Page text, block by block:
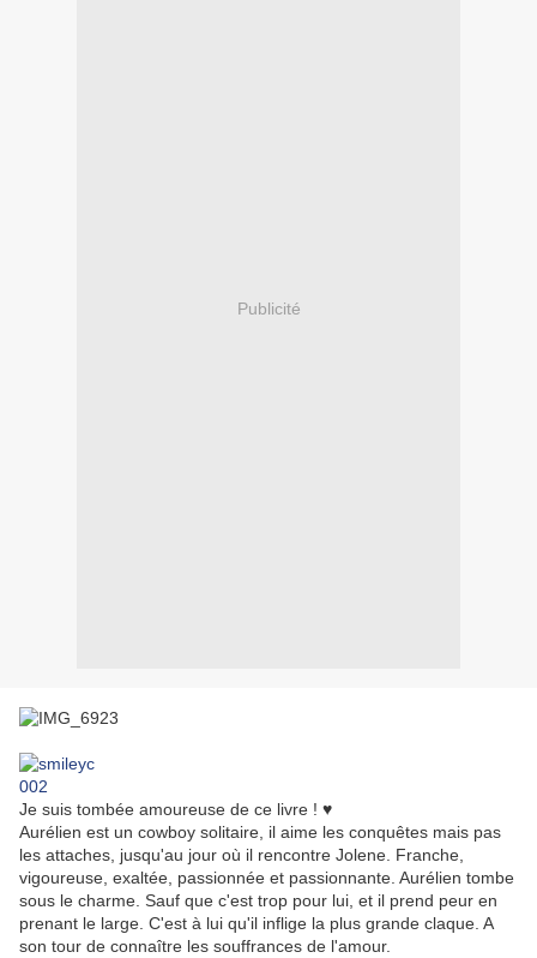
Publicité
Je suis tombée amoureuse de ce livre ! ♥
Aurélien est un cowboy solitaire, il aime les conquêtes mais pas
les attaches, jusqu'au jour où il rencontre Jolene. Franche,
vigoureuse, exaltée, passionnée et passionnante. Aurélien tombe
sous le charme. Sauf que c'est trop pour lui, et il prend peur en
prenant le large. C'est à lui qu'il inflige la plus grande claque. A
son tour de connaître les souffrances de l'amour.